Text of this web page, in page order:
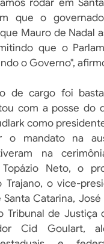
que o
Mauro de Nadal
que o
o Governo",
de cargo foi
com a posse do
como
o mandato na
na
Topázio Neto, o
Trajano, o vice-
Catarina,
Tribunal de Justiça
Cid Goulart,